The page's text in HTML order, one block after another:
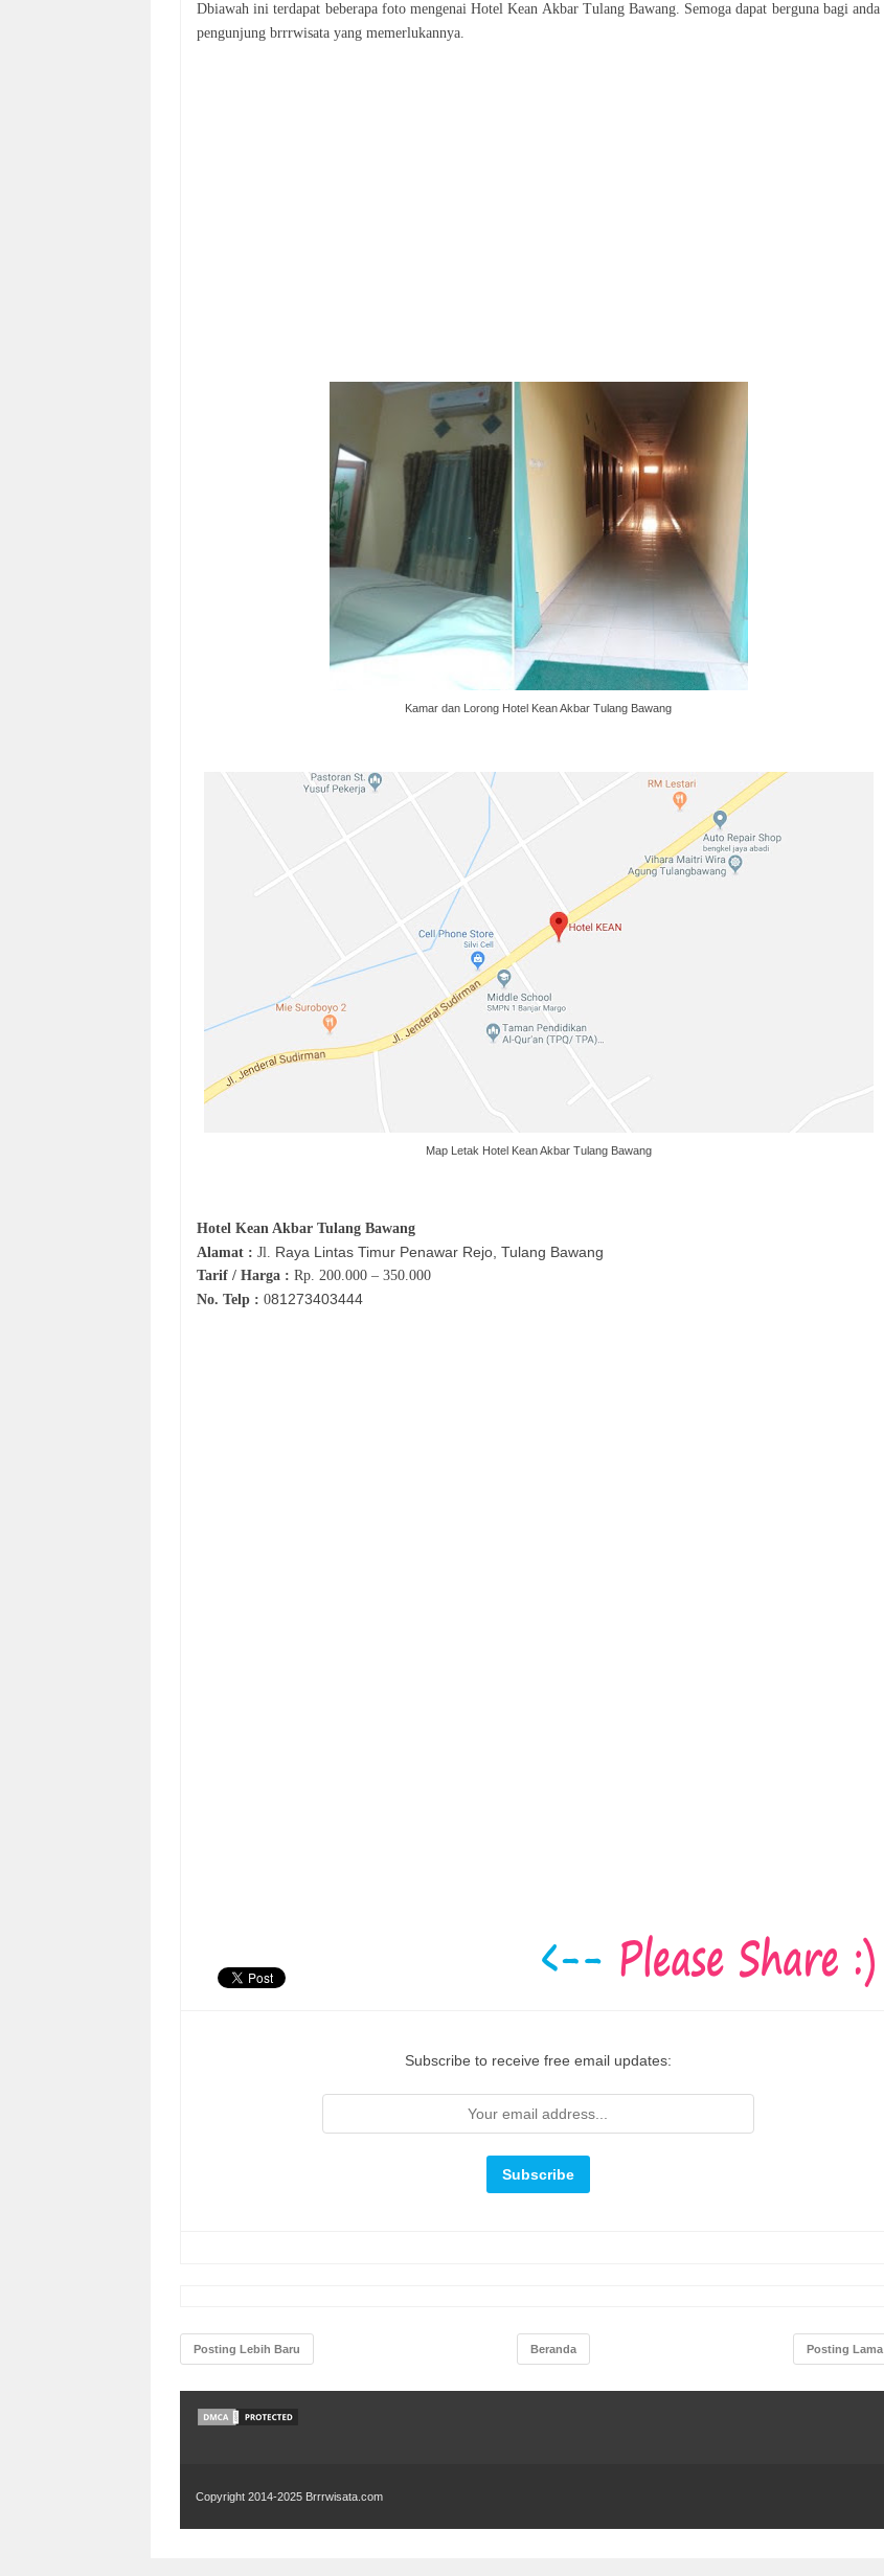
Dbiawah ini terdapat beberapa foto mengenai Hotel Kean Akbar Tulang Bawang. Semoga dapat berguna bagi anda
pengunjung brrrwisata yang memerlukannya.
Kamar dan Lorong Hotel Kean Akbar Tulang Bawang
Map Letak Hotel Kean Akbar Tulang Bawang
Hotel Kean Akbar Tulang Bawang
Alamat : Jl. Raya Lintas Timur Penawar Rejo, Tulang Bawang
Tarif / Harga : Rp. 200.000 – 350.000
No. Telp : 081273403444
Subscribe to receive free email updates:
Posting Lebih Baru Posting Lama
Beranda
Copyright 2014-2025 Brrrwisata.com